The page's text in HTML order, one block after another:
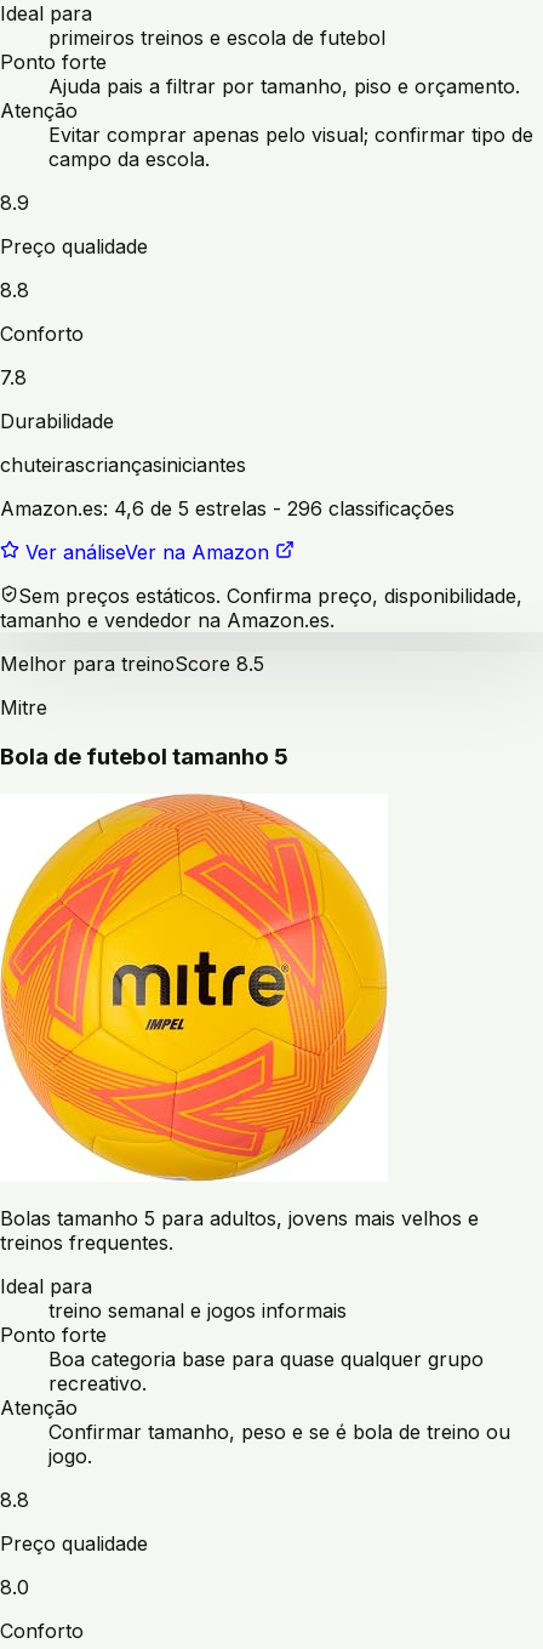
Ideal para
primeiros treinos e escola de futebol
Ponto forte
Ajuda pais a filtrar por tamanho, piso e orçamento.
Atenção
Evitar comprar apenas pelo visual; confirmar tipo de
campo da escola.
8.9
Preço qualidade
8.8
Conforto
7.8
Durabilidade
chuteirascriançasiniciantes
Amazon.es: 4,6 de 5 estrelas - 296 classificações
Ver análiseVer na Amazon
Sem preços estáticos. Confirma preço, disponibilidade,
tamanho e vendedor na Amazon.es.
Melhor para treinoScore 8.5
Mitre
Bola de futebol tamanho 5
Bolas tamanho 5 para adultos, jovens mais velhos e
treinos frequentes.
Ideal para
treino semanal e jogos informais
Ponto forte
Boa categoria base para quase qualquer grupo
recreativo.
Atenção
Confirmar tamanho, peso e se é bola de treino ou
jogo.
8.8
Preço qualidade
8.0
Conforto